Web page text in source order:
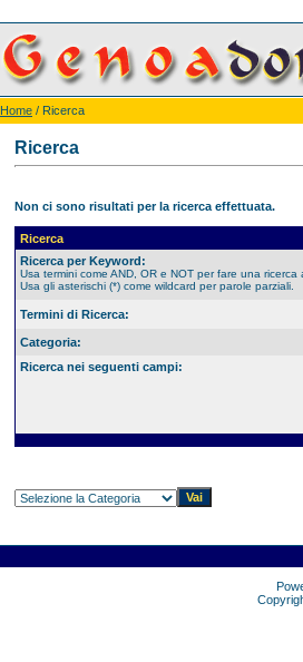
Home / Ricerca
Ricerca
Non ci sono risultati per la ricerca effettuata.
Ricerca
Ricerca per Keyword:
Usa termini come AND, OR e NOT per fare una ricerca
Usa gli asterischi (*) come wildcard per parole parziali.
Termini di Ricerca:
Categoria:
Ricerca nei seguenti campi: